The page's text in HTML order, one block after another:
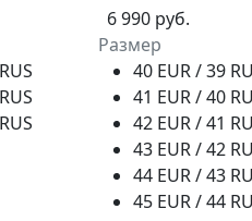
6 990 руб.
Размер
40 EUR / 39
41 EUR / 40
42 EUR / 41
43 EUR / 42
44 EUR / 43
45 EUR / 44